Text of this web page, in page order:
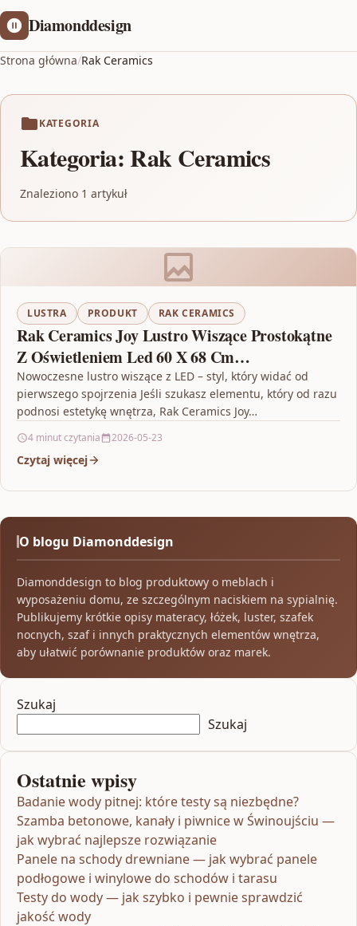
Diamonddesign
Strona główna/Rak Ceramics
KATEGORIA
Kategoria:Rak Ceramics
Znaleziono 1 artykuł
LUSTRA PRODUKT RAK CERAMICS
Rak Ceramics Joy Lustro Wiszące Prostokątne
Z Oświetleniem Led 60 X 68 Cm
(Joymr06068Led)
Nowoczesne lustro wiszące z LED – styl, który widać od
pierwszego spojrzenia Jeśli szukasz elementu, który od razu
podnosi estetykę wnętrza, Rak Ceramics Joy…
4 minut czytania 2026-05-23
Czytaj więcej
O blogu Diamonddesign
Diamonddesign to blog produktowy o meblach i
wyposażeniu domu, ze szczególnym naciskiem na sypialnię.
Publikujemy krótkie opisy materacy, łóżek, luster, szafek
nocnych, szaf i innych praktycznych elementów wnętrza,
aby ułatwić porównanie produktów oraz marek.
Szukaj
Szukaj
Ostatnie wpisy
Badanie wody pitnej: które testy są niezbędne?
Szamba betonowe, kanały i piwnice w Świnoujściu —
jak wybrać najlepsze rozwiązanie
Panele na schody drewniane — jak wybrać panele
podłogowe i winylowe do schodów i tarasu
Testy do wody — jak szybko i pewnie sprawdzić
jakość wody